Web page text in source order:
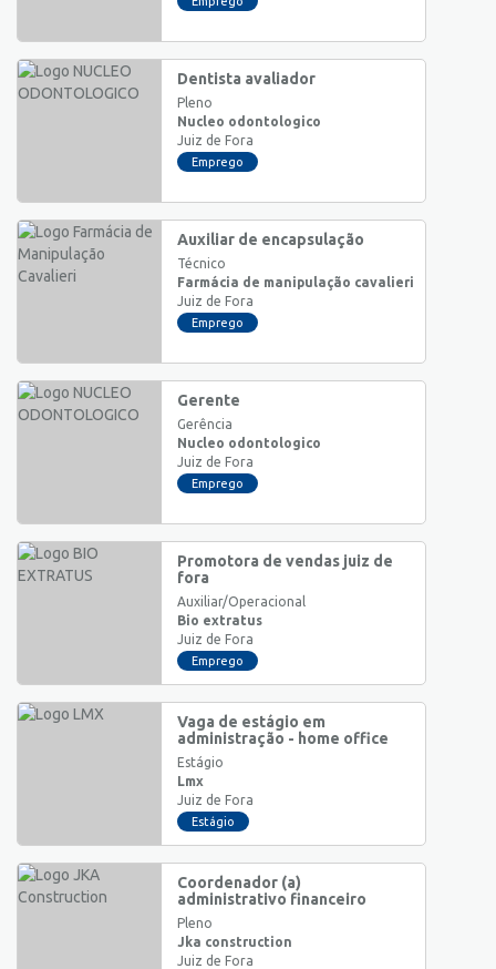
Dentista avaliador
Pleno
Nucleo odontologico
Juiz de Fora
Emprego
Auxiliar de encapsulação
Técnico
Farmácia de manipulação cavalieri
Juiz de Fora
Emprego
Gerente
Gerência
Nucleo odontologico
Juiz de Fora
Emprego
Promotora de vendas juiz de
fora
Auxiliar/Operacional
Bio extratus
Juiz de Fora
Emprego
Vaga de estágio em
administração - home office
Estágio
Lmx
Juiz de Fora
Estágio
Coordenador (a)
administrativo financeiro
Pleno
Jka construction
Juiz de Fora